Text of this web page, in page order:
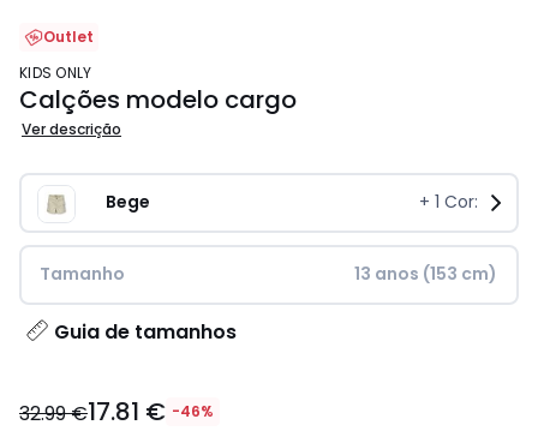
Outlet
KIDS ONLY
Calções modelo cargo
Ver descrição
Bege + 1 Cor:
Tamanho 13 anos (153 cm)
Guia de tamanhos
€
32.99 €17.81 € -46%